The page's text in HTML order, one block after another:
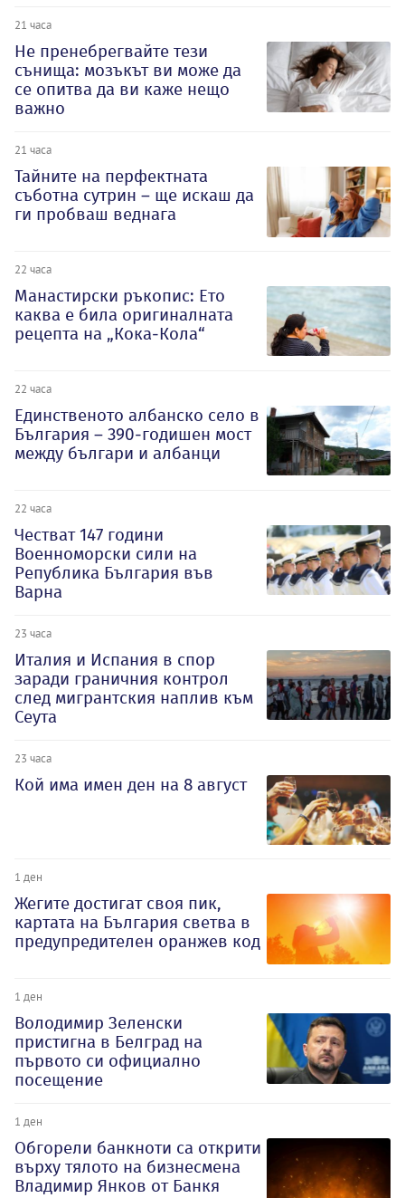
21 часа
Не пренебрегвайте тези
сънища: мозъкът ви може да
се опитва да ви каже нещо
важно
21 часа
Тайните на перфектната
съботна сутрин – ще искаш да
ги пробваш веднага
22 часа
Манастирски ръкопис: Ето
каква е била оригиналната
рецепта на „Кока-Кола“
22 часа
Единственото албанско село в
България – 390-годишен мост
между българи и албанци
22 часа
Честват 147 години
Военноморски сили на
Република България във
Варна
23 часа
Италия и Испания в спор
заради граничния контрол
след мигрантския наплив към
Сеута
23 часа
Кой има имен ден на 8 август
1 ден
Жегите достигат своя пик,
картата на България светва в
предупредителен оранжев код
1 ден
Володимир Зеленски
пристигна в Белград на
първото си официално
посещение
1 ден
Обгорели банкноти са открити
върху тялото на бизнесмена
Владимир Янков от Банкя